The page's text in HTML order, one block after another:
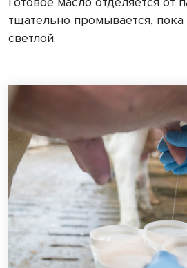
тщательно промывается, пока
светлой.